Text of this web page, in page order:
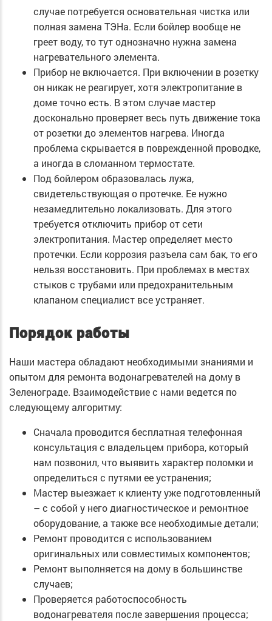
случае потребуется основательная чистка или
полная замена ТЭНа. Если бойлер вообще не
греет воду, то тут однозначно нужна замена
нагревательного элемента.
Прибор не включается. При включении в розетку
он никак не реагирует, хотя электропитание в
доме точно есть. В этом случае мастер
досконально проверяет весь путь движение тока
от розетки до элементов нагрева. Иногда
проблема скрывается в поврежденной проводке,
а иногда в сломанном термостате.
Под бойлером образовалась лужа,
свидетельствующая о протечке. Ее нужно
незамедлительно локализовать. Для этого
требуется отключить прибор от сети
электропитания. Мастер определяет место
протечки. Если коррозия разъела сам бак, то его
нельзя восстановить. При проблемах в местах
стыков с трубами или предохранительным
клапаном специалист все устраняет.
Порядок работы
Наши мастера обладают необходимыми знаниями и
опытом для ремонта водонагревателей на дому в
Зеленограде. Взаимодействие с нами ведется по
следующему алгоритму:
Сначала проводится бесплатная телефонная
консультация с владельцем прибора, который
нам позвонил, что выявить характер поломки и
определиться с путями ее устранения;
Мастер выезжает к клиенту уже подготовленный
– с собой у него диагностическое и ремонтное
оборудование, а также все необходимые детали;
Ремонт проводится с использованием
оригинальных или совместимых компонентов;
Ремонт выполняется на дому в большинстве
случаев;
Проверяется работоспособность
водонагревателя после завершения процесса;